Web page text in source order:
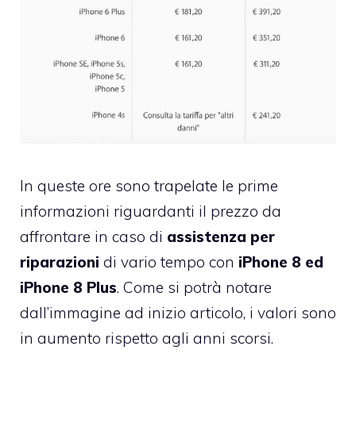
In queste ore sono trapelate le prime
informazioni riguardanti il prezzo da
affrontare in caso di assistenza per
riparazioni di vario tempo con iPhone 8 ed
iPhone 8 Plus. Come si potrà notare
dall’immagine ad inizio articolo, i valori sono
in aumento rispetto agli anni scorsi.